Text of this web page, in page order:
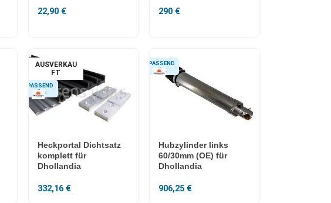
22,90 € 290 €
AUSVERKAU
FT
Heckportal Dichtsatz
komplett für
Dhollandia
332,16 €
Hubzylinder links
60/30mm (OE) für
Dhollandia
906,25 €